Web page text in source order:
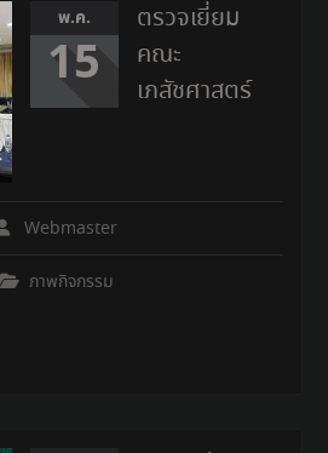
พ.ค.
15
ตรวจเยี่ยม
คณะ
เภสัชศาสตร์
Webmaster
ภาพกิจกรรม